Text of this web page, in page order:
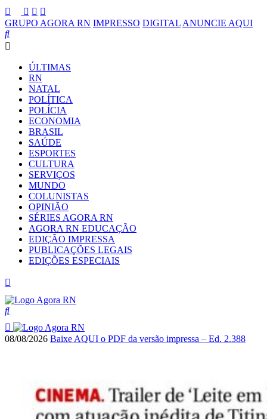
GRUPO AGORA RN IMPRESSO DIGITAL ANUNCIE AQUI
ÚLTIMAS
RN
NATAL
POLÍTICA
POLÍCIA
ECONOMIA
BRASIL
SAÚDE
ESPORTES
CULTURA
SERVIÇOS
MUNDO
COLUNISTAS
OPINIÃO
SÉRIES AGORA RN
AGORA RN EDUCAÇÃO
EDIÇÃO IMPRESSA
PUBLICAÇÕES LEGAIS
EDIÇÕES ESPECIAIS
08/08/2026 Baixe AQUI o PDF da versão impressa – Ed. 2.388